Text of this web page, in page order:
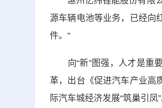
源车辆电池等业务，已经向
件。”
向“新”图强，人才是重要
革，出台《促进汽车产业高
际汽车城经济发展“筑巢引